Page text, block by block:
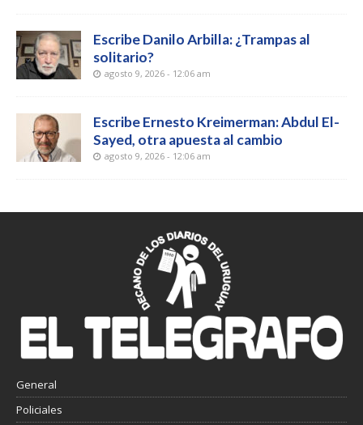
Escribe Danilo Arbilla: ¿Trampas al
solitario?
agosto 9, 2026 - 12:06 am
Escribe Ernesto Kreimerman: Abdul El-
Sayed, otra apuesta al cambio
agosto 9, 2026 - 12:06 am
General
Policiales